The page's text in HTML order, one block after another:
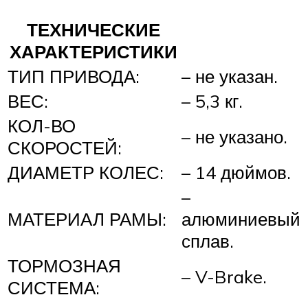
ТЕХНИЧЕСКИЕ
ХАРАКТЕРИСТИКИ
ТИП ПРИВОДА:
– не указан.
ВЕС:
– 5,3 кг.
КОЛ-ВО
СКОРОСТЕЙ:
– не указано.
ДИАМЕТР КОЛЕС:
– 14 дюймов.
МАТЕРИАЛ РАМЫ:
–
алюминиевый
сплав.
ТОРМОЗНАЯ
СИСТЕМА:
– V-Brake.